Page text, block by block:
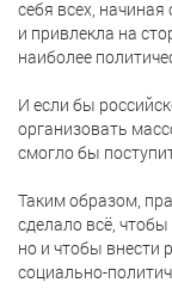
себя всех,
и привлекла на
наиболее
И если бы
организовать
смогло бы
Таким образом,
сделало всё,
но и чтобы внести
социально-